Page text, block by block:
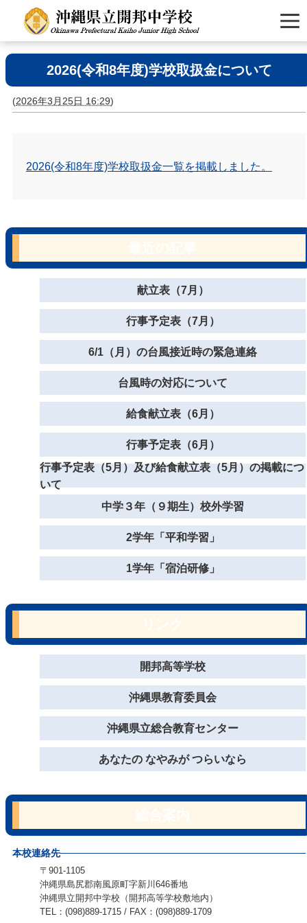
2026(令和8年度)学校取扱金について
(2026年3月25日 16:29)
2026(令和8年度)学校取扱金一覧を掲載しました。
献立表（7月）
行事予定表（7月）
6/1（月）の台風接近時の緊急連絡
台風時の対応について
給食献立表（6月）
行事予定表（6月）
行事予定表（5月）及び給食献立表（5月）の掲載につ
いて
中学３年（９期生）校外学習
2学年「平和学習」
1学年「宿泊研修」
開邦高等学校
沖縄県教育委員会
沖縄県立総合教育センター
あなたの なやみが つらいなら
本校連絡先
〒901-1105
沖縄県島尻郡南風原町字新川646番地
沖縄県立開邦中学校（開邦高等学校敷地内）
TEL：(098)889-1715 / FAX：(098)889-1709